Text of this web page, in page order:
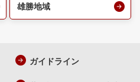
雄勝地域
ガイドライン